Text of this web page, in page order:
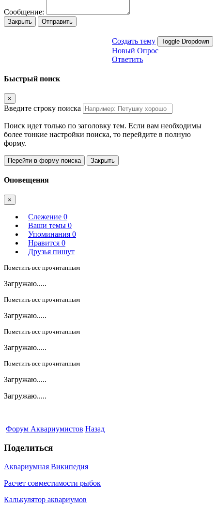
Сообщение:
Закрыть Отправить
Создать тему Toggle Dropdown
Новый Опрос
Ответить
Быстрый поиск
×
Введите строку поиска
Поиск идет только по заголовку тем. Если вам необходимы
более тонкие настройки поиска, то перейдите в полную
форму.
Перейти в форму поиска Закрыть
Оповещения
×
Слежение 0
Ваши темы 0
Упоминания 0
Нравится 0
Друзья пишут
Пометить все прочитанным
Загружаю.....
Пометить все прочитанным
Загружаю.....
Пометить все прочитанным
Загружаю.....
Пометить все прочитанным
Загружаю.....
Загружаю.....
Форум Аквариумистов Назад
Поделиться
Аквариумная Википедия
Расчет совместимости рыбок
Калькулятор аквариумов